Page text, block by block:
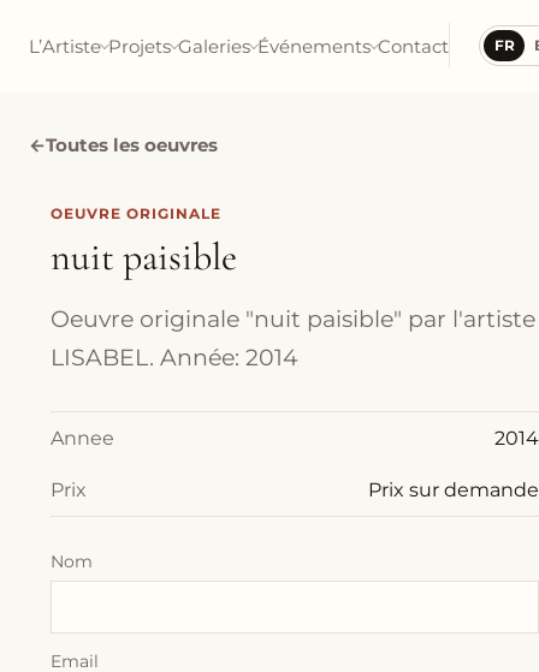
L’Artiste Projets Galeries Événements Contact FR
←Toutes les oeuvres
OEUVRE ORIGINALE
nuit paisible
Oeuvre originale "nuit paisible" par l'artiste
LISABEL. Année: 2014
Annee 2014
Prix Prix sur demande
Nom
Email